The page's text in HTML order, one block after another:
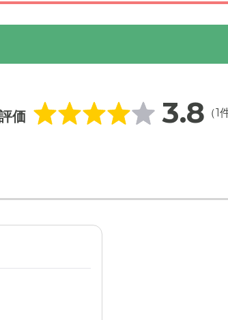
価 3.8 （1